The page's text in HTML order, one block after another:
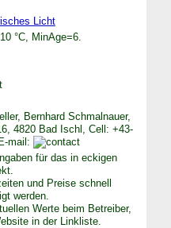
Licht
°C, MinAge=6.
Bernhard Schmalnauer,
4820 Bad Ischl, Cell: +43-
mail:
für das in eckigen
und Preise schnell
werden.
Werte beim Betreiber,
in der Linkliste.